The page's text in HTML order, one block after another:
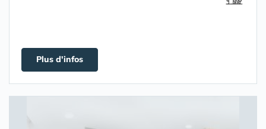
Plus d'infos